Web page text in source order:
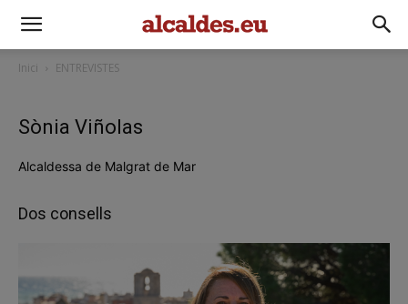
Inici ENTREVISTES
Sònia Viñolas
Alcaldessa de Malgrat de Mar
Dos consells